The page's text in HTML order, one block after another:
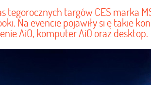
tegorocznych targów CES marka
Na evencie pojawiły si ę takie
AiO, komputer AiO oraz desktop.